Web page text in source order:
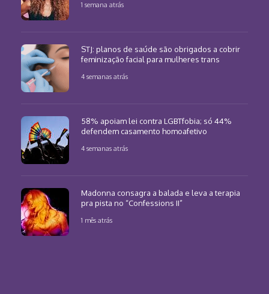
1 semana atrás
STJ: planos de saúde são obrigados a cobrir
feminização facial para mulheres trans
4 semanas atrás
58% apoiam lei contra LGBTfobia; só 44%
defendem casamento homoafetivo
4 semanas atrás
Madonna consagra a balada e leva a terapia
pra pista no “Confessions II”
1 mês atrás